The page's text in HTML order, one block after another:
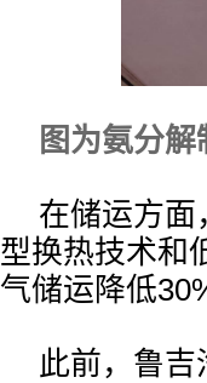
图为氨分解
在储运方面
型换热技术和
气储运降低
此前，鲁